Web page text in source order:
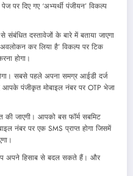
पर दिए गए ‘अभ्यर्थी पंजीयन’ विकल्प
दस्तावेजों के बारे में बताया जाएगा
कर लिया है’ विकल्प पर टिक
होगा।
सबसे पहले अपना समग्र आईडी दर्ज
पंजीकृत मोबाइल नंबर पर OTP भेजा
की जाएगी। आपको बस फॉर्म सबमिट
नंबर पर एक SMS प्राप्त होगा जिसमें
अपने हिसाब से बदल सकते हैं। और